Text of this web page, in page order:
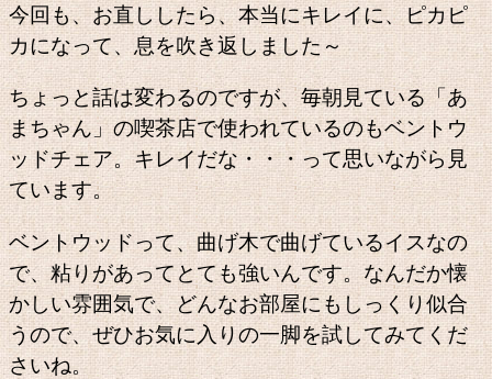
今回も、お直ししたら、本当にキレイに、ピカピ
カになって、息を吹き返しました～
ちょっと話は変わるのですが、毎朝見ている「あ
まちゃん」の喫茶店で使われているのもベントウ
ッドチェア。キレイだな・・・って思いながら見
ています。
ベントウッドって、曲げ木で曲げているイスなの
で、粘りがあってとても強いんです。なんだか懐
かしい雰囲気で、どんなお部屋にもしっくり似合
うので、ぜひお気に入りの一脚を試してみてくだ
さいね。